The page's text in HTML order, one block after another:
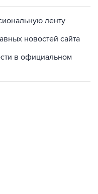
ленту
новостей сайта
в официальном